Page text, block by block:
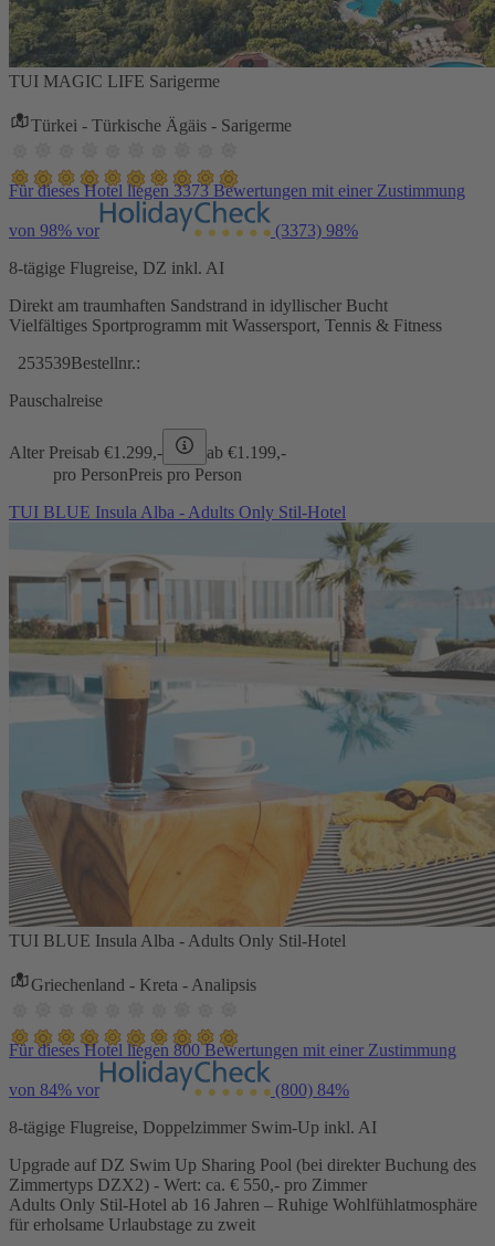
TUI MAGIC LIFE Sarigerme
Türkei - Türkische Ägäis - Sarigerme
Für dieses Hotel liegen 3373 Bewertungen mit einer Zustimmung
von 98% vor (3373) 98%
8-tägige Flugreise, DZ inkl. AI
Direkt am traumhaften Sandstrand in idyllischer Bucht
Vielfältiges Sportprogramm mit Wassersport, Tennis & Fitness
253539Bestellnr.:
Pauschalreise
Alter Preisab €1.299,- ab €1.199,-
pro PersonPreis pro Person
TUI BLUE Insula Alba - Adults Only Stil-Hotel
TUI BLUE Insula Alba - Adults Only Stil-Hotel
Griechenland - Kreta - Analipsis
Für dieses Hotel liegen 800 Bewertungen mit einer Zustimmung
von 84% vor (800) 84%
8-tägige Flugreise, Doppelzimmer Swim-Up inkl. AI
Upgrade auf DZ Swim Up Sharing Pool (bei direkter Buchung des
Zimmertyps DZX2) - Wert: ca. € 550,- pro Zimmer
Adults Only Stil-Hotel ab 16 Jahren – Ruhige Wohlfühlatmosphäre
für erholsame Urlaubstage zu zweit